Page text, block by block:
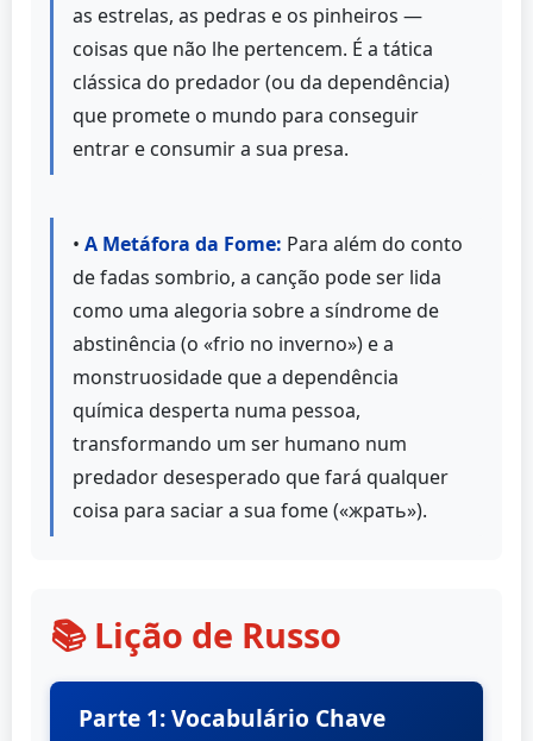
as estrelas, as pedras e os pinheiros —
coisas que não lhe pertencem. É a tática
clássica do predador (ou da dependência)
que promete o mundo para conseguir
entrar e consumir a sua presa.
• A Metáfora da Fome: Para além do conto
de fadas sombrio, a canção pode ser lida
como uma alegoria sobre a síndrome de
abstinência (o «frio no inverno») e a
monstruosidade que a dependência
química desperta numa pessoa,
transformando um ser humano num
predador desesperado que fará qualquer
coisa para saciar a sua fome («жрать»).
📚 Lição de Russo
Parte 1: Vocabulário Chave